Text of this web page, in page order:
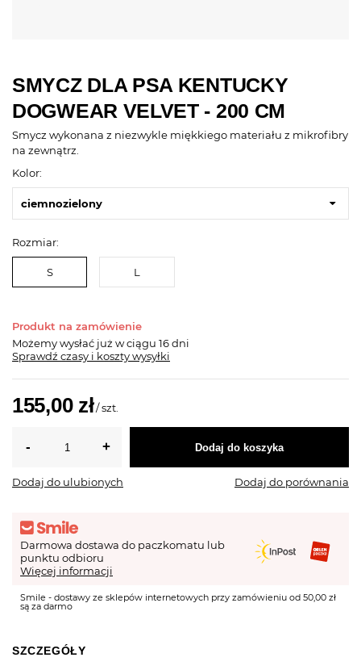
SMYCZ DLA PSA KENTUCKY
DOGWEAR VELVET - 200 CM
Smycz wykonana z niezwykle miękkiego materiału z mikrofibry
na zewnątrz.
Kolor:
ciemnozielony
Rozmiar:
S L
Produkt na zamówienie
Możemy wysłać już w ciągu 16 dni
Sprawdź czasy i koszty wysyłki
155,00 zł/szt.
Dodaj do koszyka
Dodaj do ulubionych Dodaj do porównania
Darmowa dostawa do paczkomatu lub
punktu odbioru
Więcej informacji
Smile - dostawy ze sklepów internetowych przy zamówieniu od 50,00 zł
są za darmo
SZCZEGÓŁY